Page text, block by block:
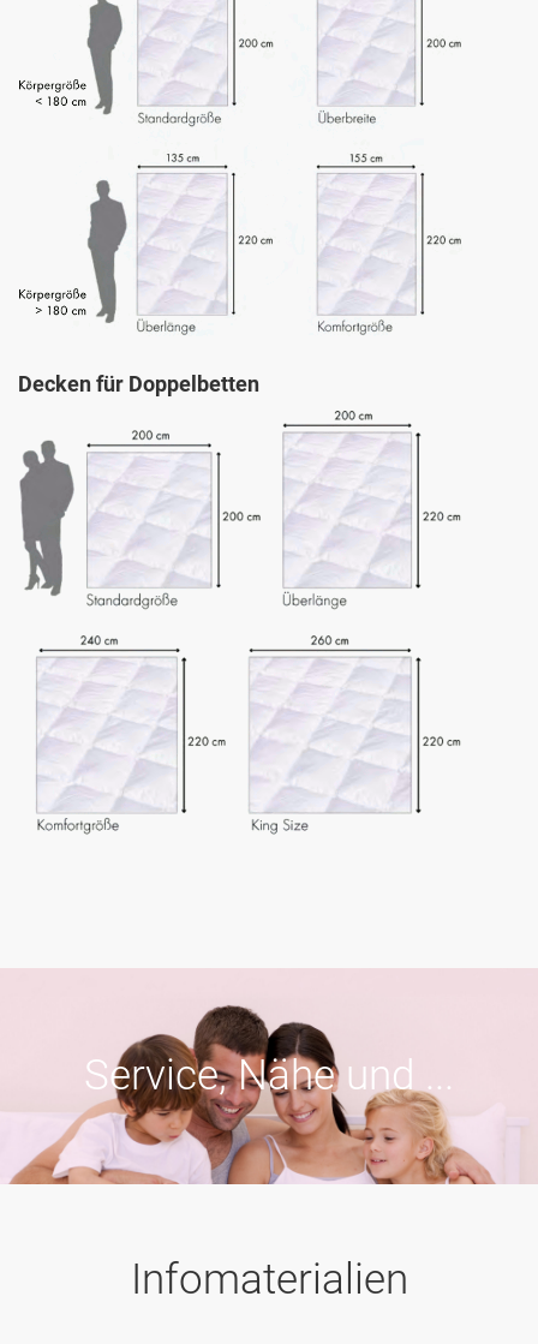
Decken für Doppelbetten
Service, Nähe und ...
Infomaterialien